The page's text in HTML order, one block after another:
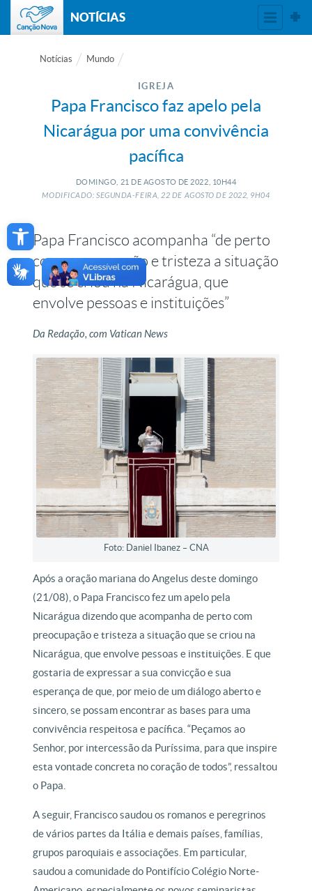
Open toolbar
NOTÍCIAS
Notícias Mundo
IGREJA
Papa Francisco faz apelo pela
Nicarágua por uma convivência
pacífica
DOMINGO, 21 DE AGOSTO DE 2022, 10H44
MODIFICADO: SEGUNDA-FEIRA, 22 DE AGOSTO DE2022, 9H04
Papa Francisco acompanha “de perto
com preocupação e tristeza a situação
que se criou na Nicarágua, que
envolve pessoas e instituições”
Da Redação, com Vatican News
Foto: Daniel Ibanez – CNA
Após a oração mariana do Angelus deste domingo
(21/08), o Papa Francisco fez um apelo pela
Nicarágua dizendo que acompanha de perto com
preocupação e tristeza a situação que se criou na
Nicarágua, que envolve pessoas e instituições. E que
gostaria de expressar a sua convicção e sua
esperança de que, por meio de um diálogo aberto e
sincero, se possam encontrar as bases para uma
convivência respeitosa e pacífica. “Peçamos ao
Senhor, por intercessão da Puríssima, para que inspire
esta vontade concreta no coração de todos”, ressaltou
o Papa.
A seguir, Francisco saudou os romanos e peregrinos
de vários partes da Itália e demais países, famílias,
grupos paroquiais e associações. Em particular,
saudou a comunidade do Pontifício Colégio Norte-